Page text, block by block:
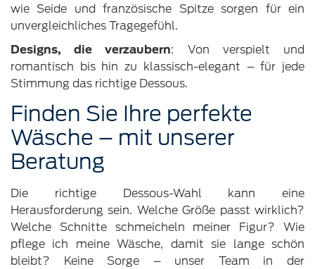
wie Seide und französische Spitze sorgen für ein
unvergleichliches Tragegefühl.
Designs, die verzaubern: Von verspielt und
romantisch bis hin zu klassisch-elegant – für jede
Stimmung das richtige Dessous.
Finden Sie Ihre perfekte
Wäsche – mit unserer
Beratung
Die richtige Dessous-Wahl kann eine
Herausforderung sein. Welche Größe passt wirklich?
Welche Schnitte schmeicheln meiner Figur? Wie
pflege ich meine Wäsche, damit sie lange schön
bleibt? Keine Sorge – unser Team in der